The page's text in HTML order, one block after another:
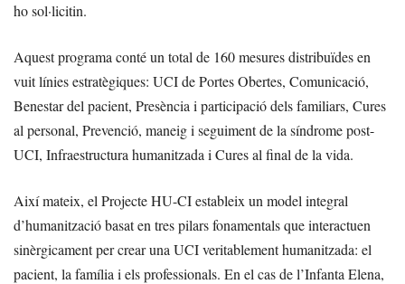
ho sol·licitin.
Aquest programa conté un total de 160 mesures distribuïdes en
vuit línies estratègiques: UCI de Portes Obertes, Comunicació,
Benestar del pacient, Presència i participació dels familiars, Cures
al personal, Prevenció, maneig i seguiment de la síndrome post-
UCI, Infraestructura humanitzada i Cures al final de la vida.
Així mateix, el Projecte HU-CI estableix un model integral
d’humanització basat en tres pilars fonamentals que interactuen
sinèrgicament per crear una UCI veritablement humanitzada: el
pacient, la família i els professionals. En el cas de l’Infanta Elena,